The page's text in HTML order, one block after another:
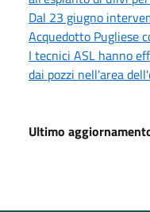
Dal 23 giugno
Acquedotto Pugliese
I tecnici ASL hanno
dai pozzi nell'area
Ultimo